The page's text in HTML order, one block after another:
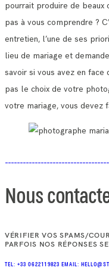
pourrait produire de beaux
pas à vous comprendre ?
entretien, l’une de ses
lieu de mariage et
savoir si vous avez en face
pas le choix de votre
votre mariage, vous devez
Nous
VÉRIFIER VOS SPAMS/
PARFOIS NOS RÉPONSES
TEL: +33 0622119823 EMAIL: